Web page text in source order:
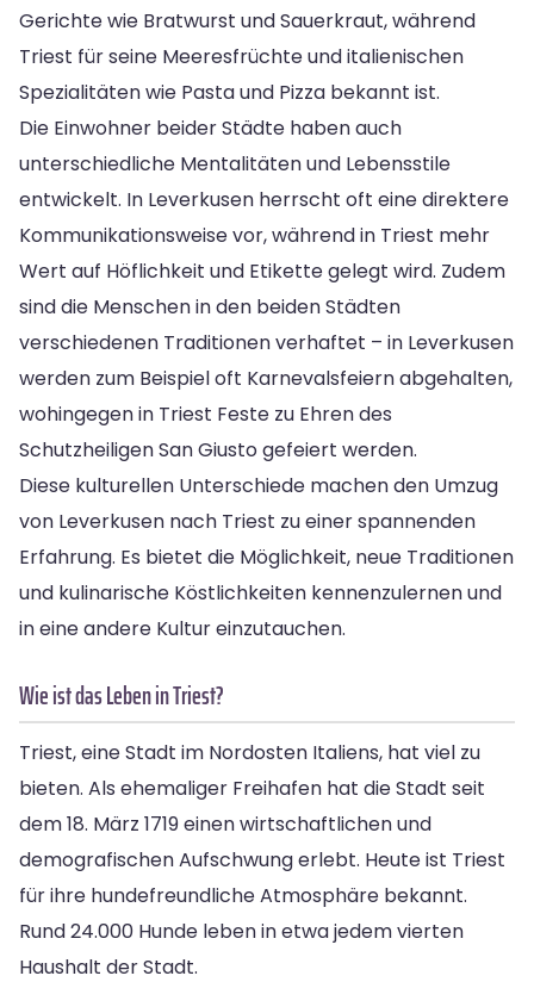
Gerichte wie Bratwurst und Sauerkraut, während
Triest für seine Meeresfrüchte und italienischen
Spezialitäten wie Pasta und Pizza bekannt ist.
Die Einwohner beider Städte haben auch
unterschiedliche Mentalitäten und Lebensstile
entwickelt. In Leverkusen herrscht oft eine direktere
Kommunikationsweise vor, während in Triest mehr
Wert auf Höflichkeit und Etikette gelegt wird. Zudem
sind die Menschen in den beiden Städten
verschiedenen Traditionen verhaftet – in Leverkusen
werden zum Beispiel oft Karnevalsfeiern abgehalten,
wohingegen in Triest Feste zu Ehren des
Schutzheiligen San Giusto gefeiert werden.
Diese kulturellen Unterschiede machen den Umzug
von Leverkusen nach Triest zu einer spannenden
Erfahrung. Es bietet die Möglichkeit, neue Traditionen
und kulinarische Köstlichkeiten kennenzulernen und
in eine andere Kultur einzutauchen.
Wie ist das Leben in Triest?
Triest, eine Stadt im Nordosten Italiens, hat viel zu
bieten. Als ehemaliger Freihafen hat die Stadt seit
dem 18. März 1719 einen wirtschaftlichen und
demografischen Aufschwung erlebt. Heute ist Triest
für ihre hundefreundliche Atmosphäre bekannt.
Rund 24.000 Hunde leben in etwa jedem vierten
Haushalt der Stadt.